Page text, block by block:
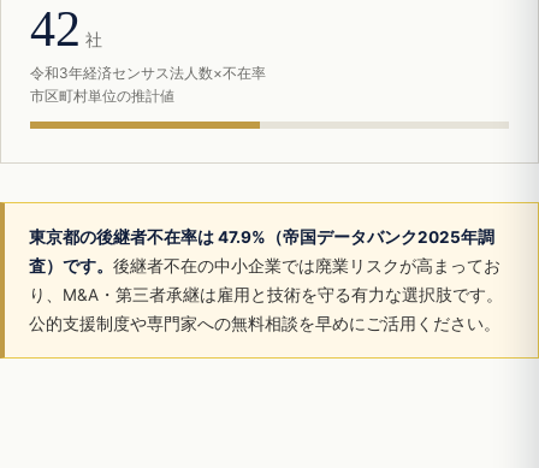
42 社
令和3年経済センサス法人数×不在率
市区町村単位の推計値
東京都の後継者不在率は 47.9%（帝国データバンク2025年調
査）です。 後継者不在の中小企業では廃業リスクが高まってお
り、M&A・第三者承継は雇用と技術を守る有力な選択肢です。
公的支援制度や専門家への無料相談を早めにご活用ください。